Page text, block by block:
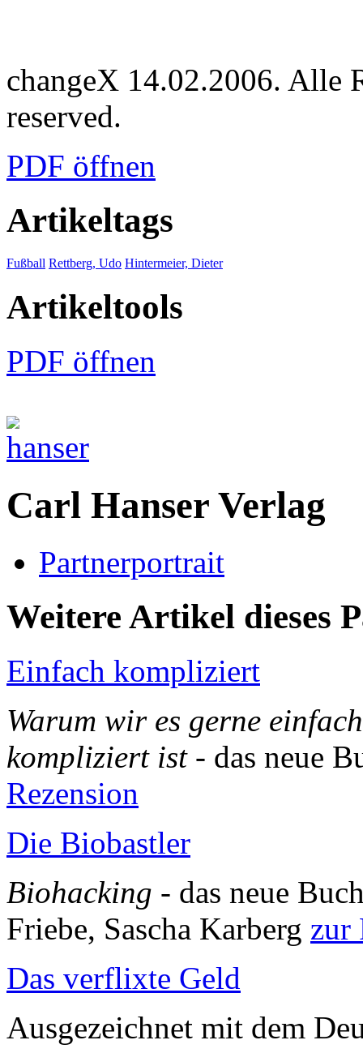
changeX 14.02.2006. Alle
reserved.
PDF öffnen
Artikeltags
Fußball Rettberg, Udo Hintermeier, Dieter
Artikeltools
PDF öffnen
Carl Hanser Verlag
Partnerportrait
Weitere Artikel dieses
Einfach kompliziert
Warum wir es gerne
kompliziert ist - das neue
Rezension
Die Biobastler
Biohacking - das neue
Friebe, Sascha Karberg zur
Das verflixte Geld
Ausgezeichnet mit dem